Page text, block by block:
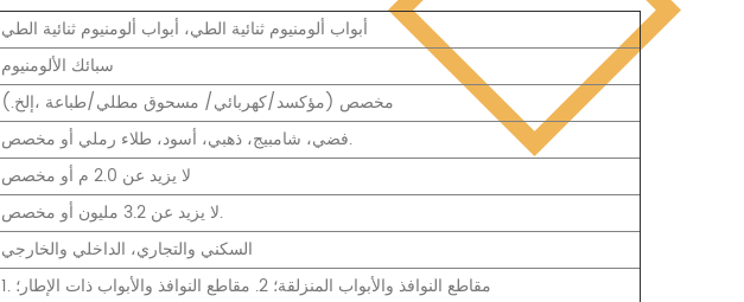
أبواب ألومنيوم ثنائية الطي، أبواب ألومنيوم ثنائية الطي
سبائك الألومنيوم
مخصص (مؤكسد/كهربائي/ مسحوق مطلي/طباعة ،إلخ.)
فضي، شامبيج، ذهبي، أسود، طلاء رملي أو مخصص.
لا يزيد عن 2.0 م أو مخصص
لا يزيد عن 3.2 مليون أو مخصص.
السكني والتجاري، الداخلي والخارجي
1. مقاطع النوافذ والأبواب المنزلقة؛ 2. مقاطع النوافذ والأبواب ذات الإطار؛